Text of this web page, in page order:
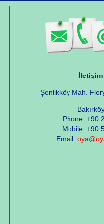
Şenlikköy Mah.
Phone: +90
Mobile: +90
Email: